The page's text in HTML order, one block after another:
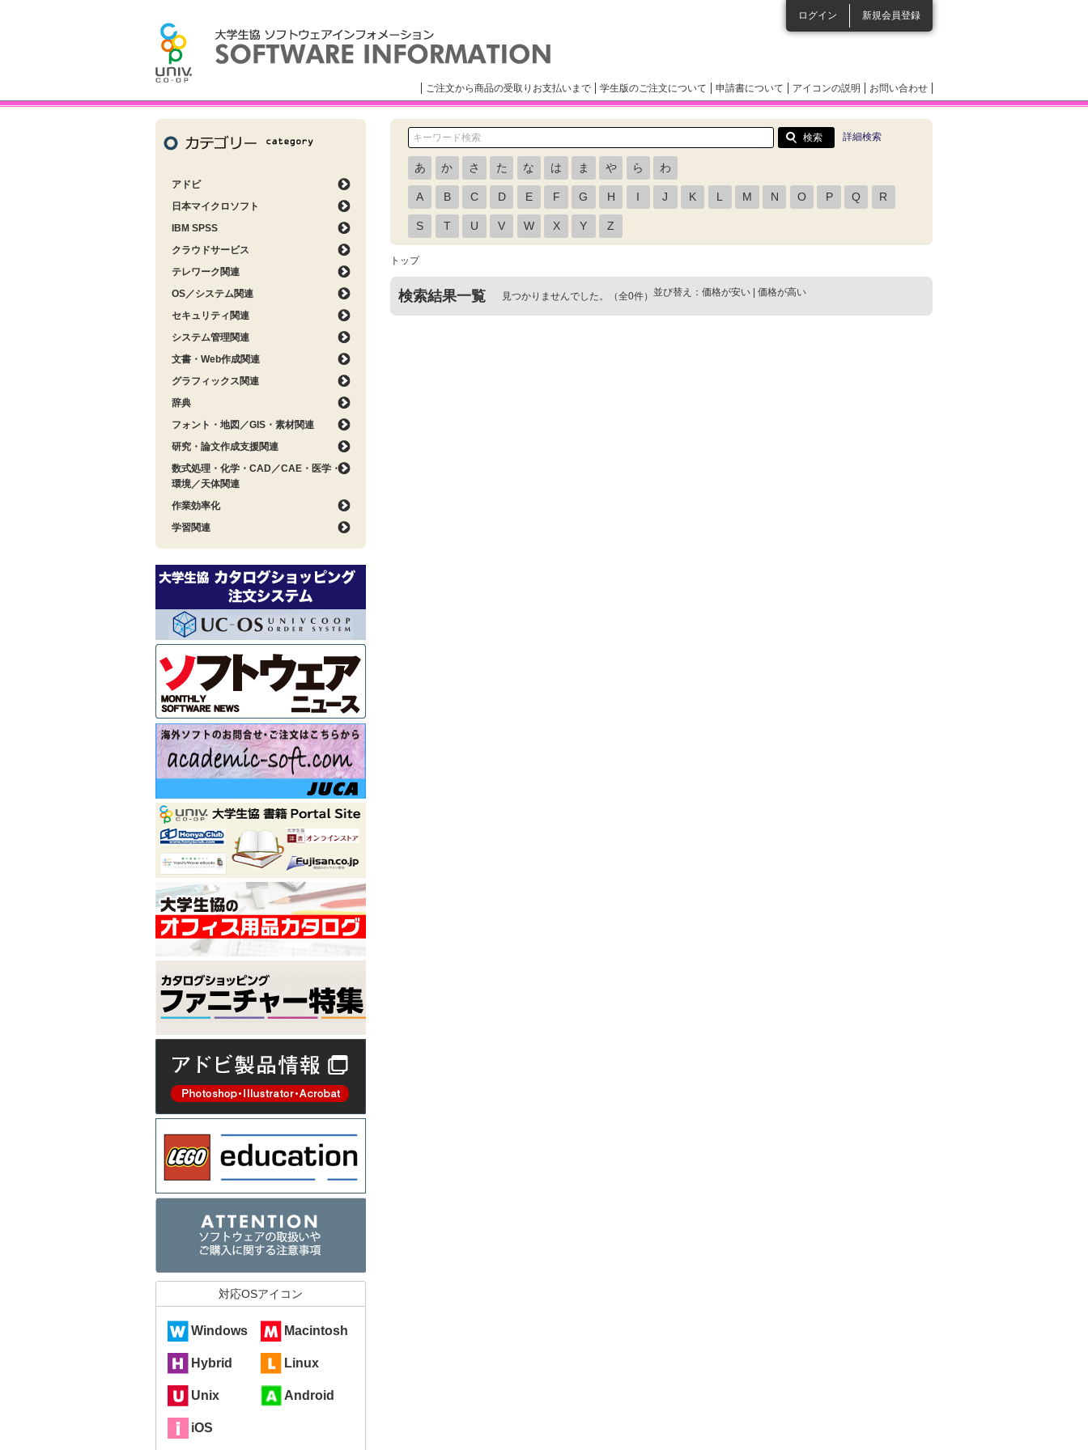
ログイン 新規会員登録
ご注文から商品の受取りお支払いまで 学生版のご注文について 申請書について アイコンの説明 お問い合わせ
詳細検索
あ か さ た な は ま や ら わ
A B C D E F G H I J K L M N O P Q R
S T U V W X Y Z
トップ
検索結果一覧 見つかりませんでした。（全0件） 並び替え： 価格が安い | 価格が高い
アドビ
日本マイクロソフト
IBM SPSS
クラウドサービス
テレワーク関連
OS／システム関連
セキュリティ関連
システム管理関連
文書・Web作成関連
グラフィックス関連
辞典
フォント・地図／GIS・素材関連
研究・論文作成支援関連
数式処理・化学・CAD／CAE・医学・
環境／天体関連
作業効率化
学習関連
対応OSアイコン
Windows Macintosh
Hybrid Linux
Unix Android
iOS